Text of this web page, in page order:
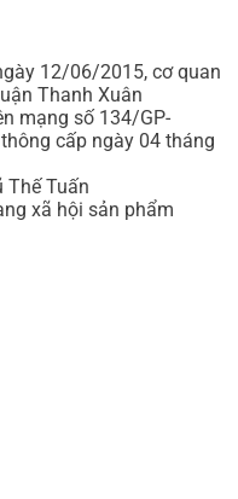
12/06/2015, cơ quan
Thanh Xuân
mạng số 134/GP-
cấp ngày 04 tháng
Thế Tuấn
xã hội sản phẩm